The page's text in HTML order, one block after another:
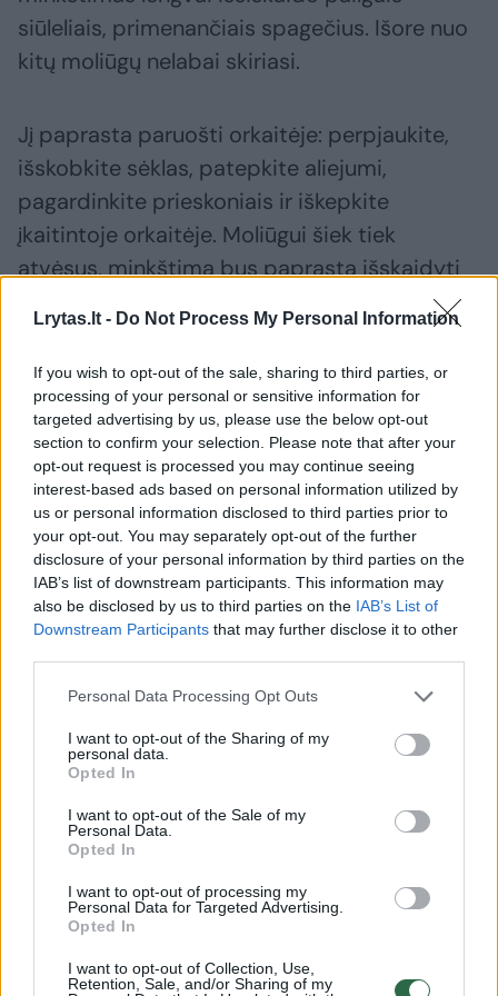
Lrytas.lt - Do Not Process My Personal Information
If you wish to opt-out of the sale, sharing to third parties, or
processing of your personal or sensitive information for
targeted advertising by us, please use the below opt-out
section to confirm your selection. Please note that after your
opt-out request is processed you may continue seeing
interest-based ads based on personal information utilized by
us or personal information disclosed to third parties prior to
your opt-out. You may separately opt-out of the further
disclosure of your personal information by third parties on the
IAB’s list of downstream participants. This information may
also be disclosed by us to third parties on the IAB’s List of
Downstream Participants that may further disclose it to other
Personal Data Processing Opt Outs
I want to opt-out of the Sharing of my
personal data.
Opted In
I want to opt-out of the Sale of my
Personal Data.
Opted In
I want to opt-out of processing my
Personal Data for Targeted Advertising.
Opted In
I want to opt-out of Collection, Use,
Retention, Sale, and/or Sharing of my
siūleliais, primenančiais spagečius. Išore nuo
kitų moliūgų nelabai skiriasi.
Jį paprasta paruošti orkaitėje: perpjaukite,
išskobkite sėklas, patepkite aliejumi,
pagardinkite prieskoniais ir iškepkite
įkaitintoje orkaitėje. Moliūgui šiek tiek
atvėsus, minkštimą bus paprasta išskaidyti
šakute. Skonis labai švelnus, net kiek prėskas,
tinka tiekti su įvairiais mėsos, daržovių,
grietinėlės padažais, sūriu.
Daugiau nuotraukų (7)
Moliūgai savyje slepia daugybę vitaminų ir mineralų,
užtikrinti ir apsisaugoti nuo ligų.
Muskatiniai moliūgai yra labai dideli, gali
sverti net 9 kg. Žievė su giliomis briaunomis,
žalia, minkštimas labai ryškus. Moliūgai yra